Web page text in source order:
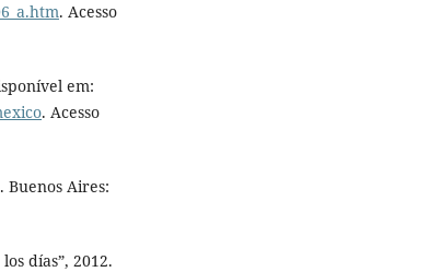
. Acesso
em:
. Acesso
Buenos Aires:
días”, 2012.